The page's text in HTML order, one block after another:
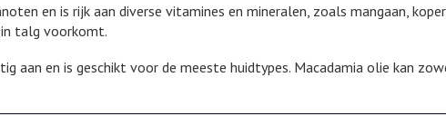
en is rijk aan diverse vitamines en mineralen, zoals mangaan,
talg voorkomt.
en is geschikt voor de meeste huidtypes. Macadamia olie kan